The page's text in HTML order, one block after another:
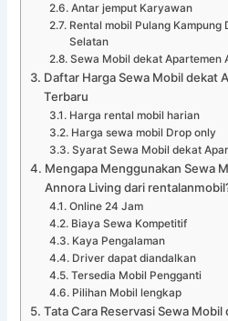
Antar jemput Karyawan
Rental mobil Pulang
Selatan
Sewa Mobil dekat Apartemen
Daftar Harga Sewa Mobil dekat
Terbaru
Harga rental mobil harian
Harga sewa mobil Drop only
Syarat Sewa Mobil dekat
Mengapa Menggunakan Sewa
Annora Living dari
Online 24 Jam
Biaya Sewa Kompetitif
Kaya Pengalaman
Driver dapat diandalkan
Tersedia Mobil Pengganti
Pilihan Mobil lengkap
Tata Cara Reservasi Sewa